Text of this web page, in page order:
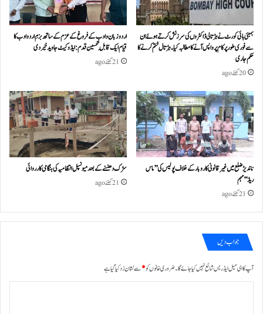
بمبئی ہائی کورٹ نے ہڑتالی ڈاکٹروں کی سرزنش کرتے ہوئے ان
سے فوری طور پر کام پر واپس آنے کا مطالبہ کیا۔ہڑتال ختم کرنے کا
حکم جاری
20 گھنٹے ago
اردو زبان و ادب کے فروغ کے عزم کے ساتھ بزمِ اردو ادب کا
قیام ایک قابلِ تحسین قدم : ایڈوکیٹ جاوید خیردی
21 گھنٹے ago
ناندیڑ ضلع میں غیر قانونی کاروبار کے خلاف پولیس کی ’’ماس
ریڈ‘‘ مہم
21 گھنٹے ago
سڑک دھنسنے کے بعد میونسپل انتظامیہ کی ہنگامی کارروائی
21 گھنٹے ago
جواب دیں
آپ کا ای میل ایڈریس شائع نہیں کیا جائے گا۔ضروری خانوں کو*سے نشان زد کیا گیا ہے